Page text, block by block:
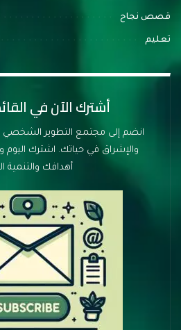
قصص نجاح
تعليم
أشترك الآن في
انضم إلى مجتمع التطوير الشخصي
والإشراق في حياتك. اشترك اليوم
أهدافك والتنمية